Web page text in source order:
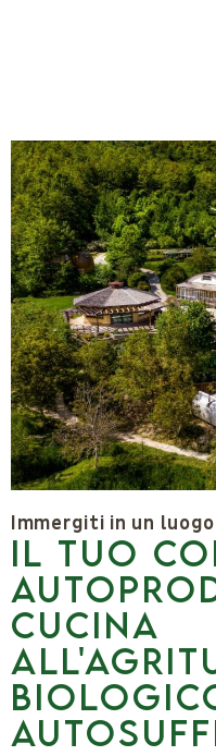
Immergiti in un
Il tuo
cucina